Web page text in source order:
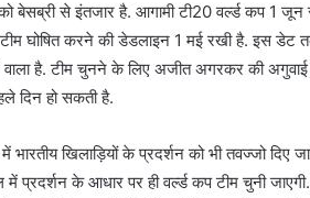
बेसब्री से इंतजार है. आगामी टी20 वर्ल्ड कप 1
घोषित करने की डेडलाइन 1 मई रखी है. इस डेट
वाला है. टीम चुनने के लिए अजीत अगरकर की
दिन हो सकती है.
खिलाड़ियों के प्रदर्शन को भी तवज्जो दिए
के आधार पर ही वर्ल्ड कप टीम चुनी जाएगी.